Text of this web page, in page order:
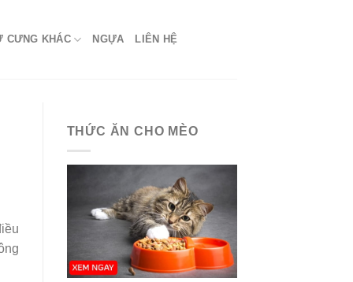
CƯNG KHÁC NGỰA LIÊN HỆ
THỨC ĂN CHO MÈO